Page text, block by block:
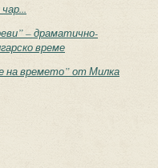
– драматично-
време
на времето” от Милка